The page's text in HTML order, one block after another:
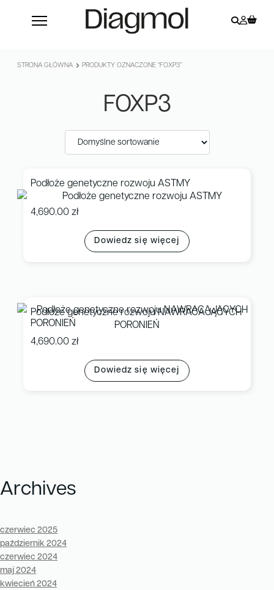
STRONA GŁÓWNA PRODUKTY OZNACZONE “FOXP3”
FOXP3
Podłoże genetyczne rozwoju ASTMY
4,690.00 zł
Dowiedz się więcej
Podłoże genetyczne rozwoju NAWRACAJĄCYCH
PORONIEŃ
4,690.00 zł
Dowiedz się więcej
Archives
czerwiec 2025
październik 2024
czerwiec 2024
maj 2024
kwiecień 2024